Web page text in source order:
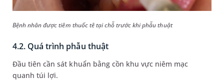
Bệnh nhân được tiêm thuốc tê tại chỗ trước khi phẫu thuật
4.2. Quá trình phẫu thuật
Đầu tiên cần sát khuẩn bằng cồn khu vực niêm mạc
quanh túi lợi.